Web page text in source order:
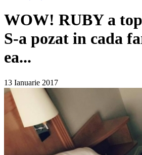
WOW! RUBY a
S-a pozat in cada
ea...
13 Ianuarie 2017